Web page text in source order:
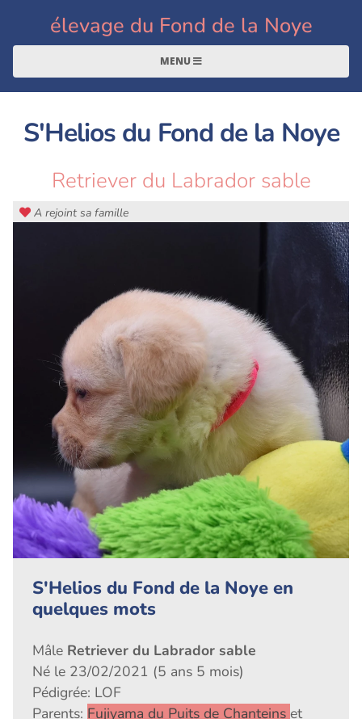
élevage du Fond de la Noye
MENU
S'Helios du Fond de la Noye
Retriever du Labrador sable
A rejoint sa famille
S'Helios du Fond de la Noye en
quelques mots
Mâle Retriever du Labrador sable
Né le 23/02/2021 (5 ans 5 mois)
Pédigrée: LOF
Parents: Fujiyama du Puits de Chanteins et